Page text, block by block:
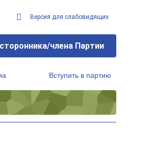
Версия для слабовидящих
члена Партии
Вступить в партию